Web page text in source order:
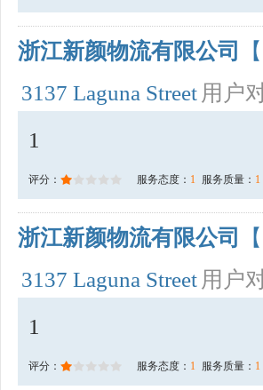
浙江新颜物流有限公司
3137 Laguna Street 用户
1
评分： 服务态度： 1 服务质量： 1
浙江新颜物流有限公司
3137 Laguna Street 用户
1
评分： 服务态度： 1 服务质量： 1